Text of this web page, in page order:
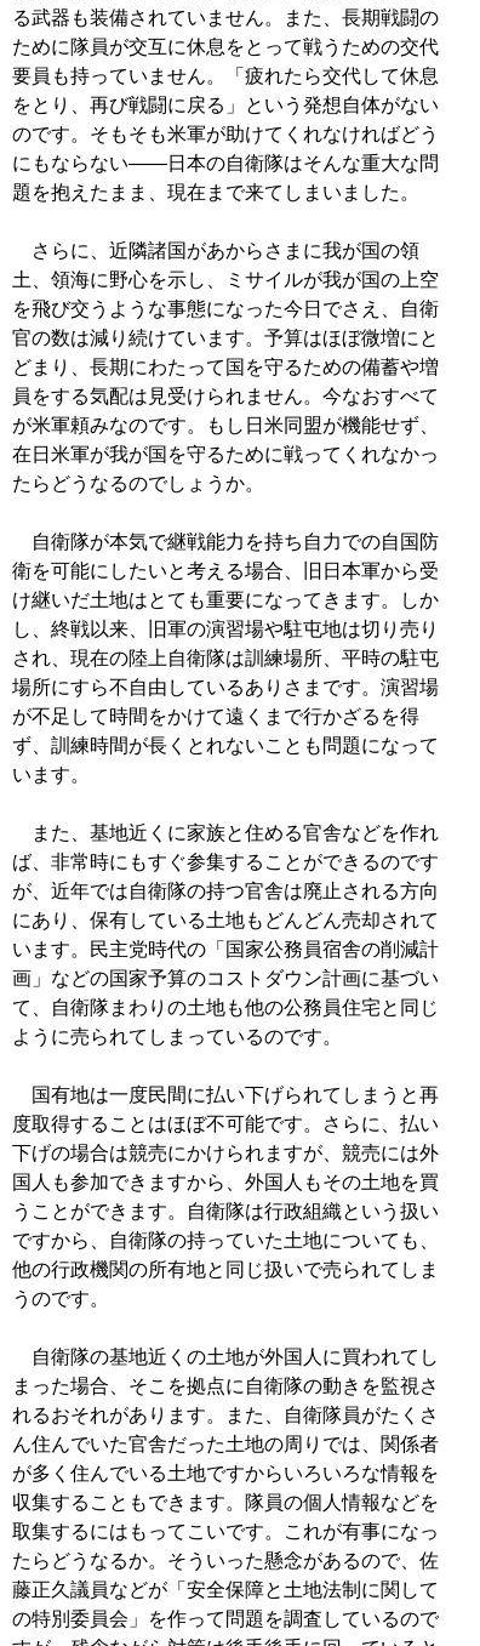
る武器も装備されていません。また、長期戦闘の
ために隊員が交互に休息をとって戦うための交代
要員も持っていません。「疲れたら交代して休息
をとり、再び戦闘に戻る」という発想自体がない
のです。そもそも米軍が助けてくれなければどう
にもならない――日本の自衛隊はそんな重大な問
題を抱えたまま、現在まで来てしまいました。
さらに、近隣諸国があからさまに我が国の領
土、領海に野心を示し、ミサイルが我が国の上空
を飛び交うような事態になった今日でさえ、自衛
官の数は減り続けています。予算はほぼ微増にと
どまり、長期にわたって国を守るための備蓄や増
員をする気配は見受けられません。今なおすべて
が米軍頼みなのです。もし日米同盟が機能せず、
在日米軍が我が国を守るために戦ってくれなかっ
たらどうなるのでしょうか。
自衛隊が本気で継戦能力を持ち自力での自国防
衛を可能にしたいと考える場合、旧日本軍から受
け継いだ土地はとても重要になってきます。しか
し、終戦以来、旧軍の演習場や駐屯地は切り売り
され、現在の陸上自衛隊は訓練場所、平時の駐屯
場所にすら不自由しているありさまです。演習場
が不足して時間をかけて遠くまで行かざるを得
ず、訓練時間が長くとれないことも問題になって
います。
また、基地近くに家族と住める官舎などを作れ
ば、非常時にもすぐ参集することができるのです
が、近年では自衛隊の持つ官舎は廃止される方向
にあり、保有している土地もどんどん売却されて
います。民主党時代の「国家公務員宿舎の削減計
画」などの国家予算のコストダウン計画に基づい
て、自衛隊まわりの土地も他の公務員住宅と同じ
ように売られてしまっているのです。
国有地は一度民間に払い下げられてしまうと再
度取得することはほぼ不可能です。さらに、払い
下げの場合は競売にかけられますが、競売には外
国人も参加できますから、外国人もその土地を買
うことができます。自衛隊は行政組織という扱い
ですから、自衛隊の持っていた土地についても、
他の行政機関の所有地と同じ扱いで売られてしま
うのです。
自衛隊の基地近くの土地が外国人に買われてし
まった場合、そこを拠点に自衛隊の動きを監視さ
れるおそれがあります。また、自衛隊員がたくさ
ん住んでいた官舎だった土地の周りでは、関係者
が多く住んでいる土地ですからいろいろな情報を
収集することもできます。隊員の個人情報などを
取集するにはもってこいです。これが有事になっ
たらどうなるか。そういった懸念があるので、佐
藤正久議員などが「安全保障と土地法制に関して
の特別委員会」を作って問題を調査しているので